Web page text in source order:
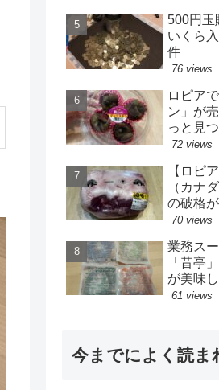
500円玉
いくら
件
76 views
ロピア
ン」が
っと見
72 views
【ロピ
（カナ
の破格
70 views
業務ス
「昔亭
が美味
61 views
今までによく読ま